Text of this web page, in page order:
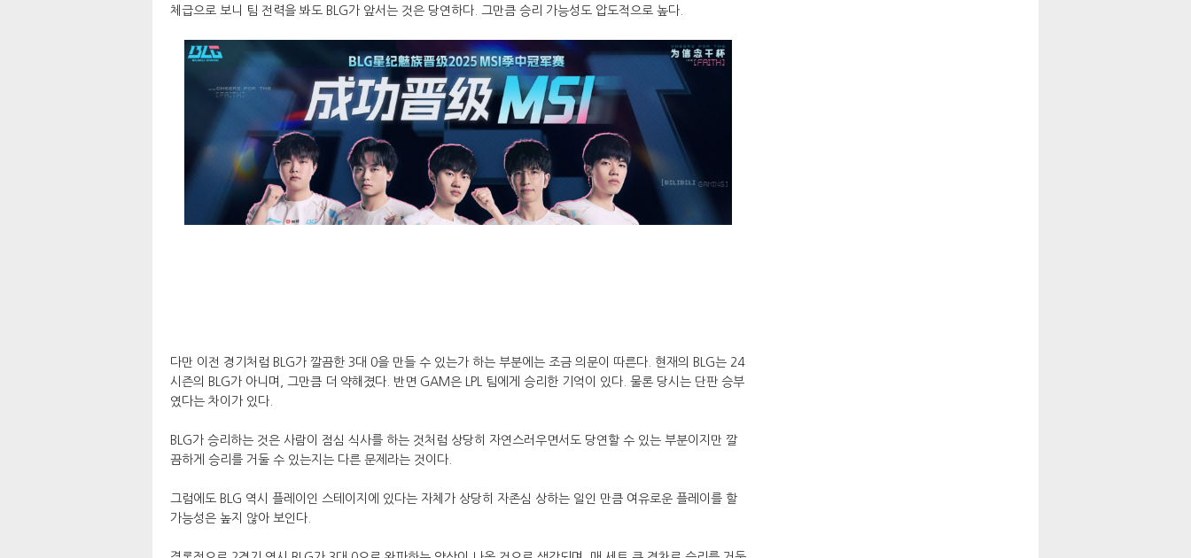
체급으로 보니 팀 전력을 봐도 BLG가 앞서는 것은 당연하다. 그만큼 승리 가능성도 압도적으로 높다.
다만 이전 경기처럼 BLG가 깔끔한 3대 0을 만들 수 있는가 하는 부분에는 조금 의문이 따른다. 현재의 BLG는 24
시즌의 BLG가 아니며, 그만큼 더 약해졌다. 반면 GAM은 LPL 팀에게 승리한 기억이 있다. 물론 당시는 단판 승부
였다는 차이가 있다.
BLG가 승리하는 것은 사람이 점심 식사를 하는 것처럼 상당히 자연스러우면서도 당연할 수 있는 부분이지만 깔
끔하게 승리를 거둘 수 있는지는 다른 문제라는 것이다.
그럼에도 BLG 역시 플레이인 스테이지에 있다는 자체가 상당히 자존심 상하는 일인 만큼 여유로운 플레이를 할
가능성은 높지 않아 보인다.